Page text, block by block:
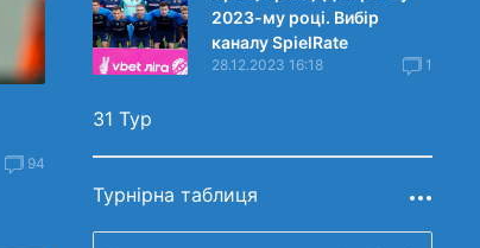
94
2023-му році. Вибiр
каналу SpielRate
28.12.2023 16:18 1
31 Тур
Турнірна таблиця